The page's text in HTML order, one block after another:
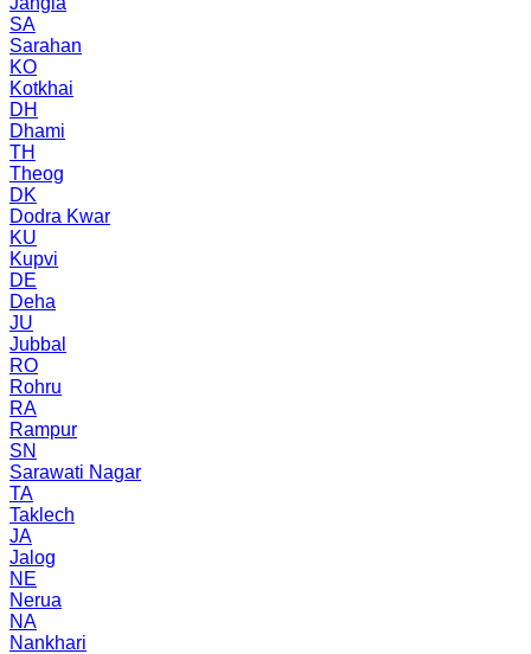
SA
Sarahan
KO
Kotkhai
DH
Dhami
TH
Theog
DK
Dodra Kwar
KU
Kupvi
DE
Deha
JU
Jubbal
RO
Rohru
RA
Rampur
SN
Sarawati Nagar
TA
Taklech
JA
Jalog
NE
Nerua
NA
Nankhari